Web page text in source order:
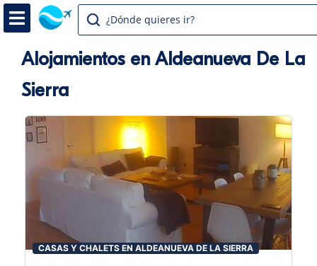
¿Dónde quieres ir?
Alojamientos en Aldeanueva De La
Sierra
CASAS Y CHALETS EN ALDEANUEVA DE LA SIERRA